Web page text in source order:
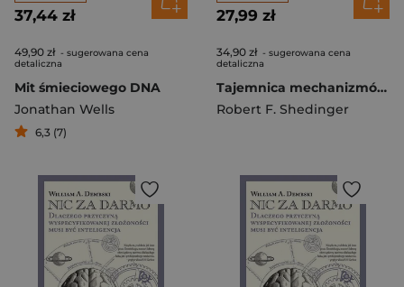
37,44 zł
49,90 zł - sugerowana cena
detaliczna
Mit śmieciowego DNA
Jonathan Wells
6,3 (7)
27,99 zł
34,90 zł - sugerowana cena
detaliczna
Tajemnica mechanizmów ewolucji. Wielka opowieść biologii darwinowskiej o tryumfie nad religią
Robert F. Shedinger